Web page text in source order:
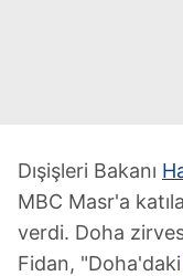
Dışişleri Bakanı
MBC Masr'a
verdi. Doha
Fidan, "Doha'daki